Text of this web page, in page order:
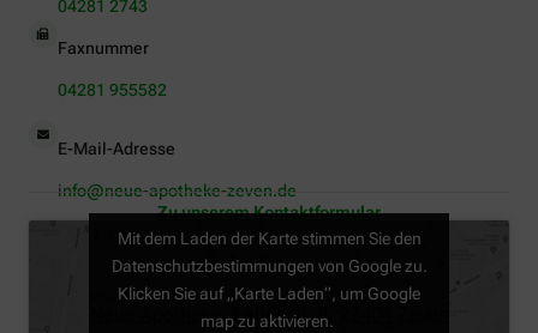
04281 2743
Faxnummer
04281 955582
E-Mail-Adresse
info@neue-apotheke-zeven.de
Zu unserem Kontaktformular
Neue Apotheke, Labesstr. 8, 27404 Zeven
Mit dem Laden der Karte stimmen Sie den
Datenschutzbestimmungen von Google zu.
Klicken Sie auf „Karte Laden“, um Google
map zu aktivieren.